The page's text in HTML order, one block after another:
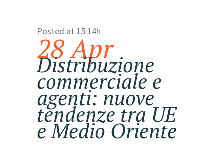
28 Apr
Distribuzione
commerciale e
agenti: nuove
tendenze tra UE
e Medio Oriente
Posted at 15:14h